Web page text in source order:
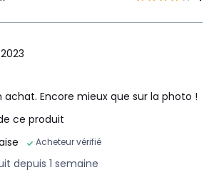
Encore mieux que sur la photo !
ce produit
Acheteur vérifié
depuis 1 semaine